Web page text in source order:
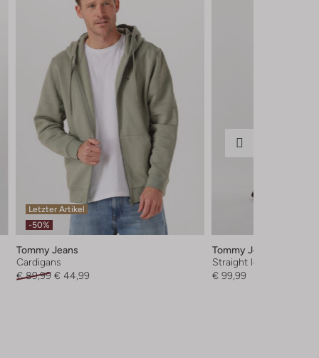
Letzter Artikel
-50%
Tommy Jeans
Cardigans
€ 89,99 € 44,99
Tommy Jeans
Straight leg jeans
€ 99,99